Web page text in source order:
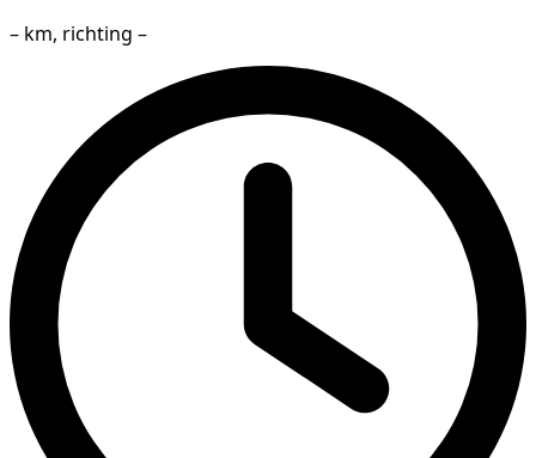
– km, richting –